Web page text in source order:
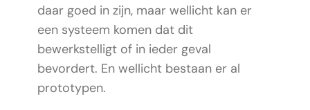
daar goed in zijn, maar wellicht kan er
een systeem komen dat dit
bewerkstelligt of in ieder geval
bevordert. En wellicht bestaan er al
prototypen.